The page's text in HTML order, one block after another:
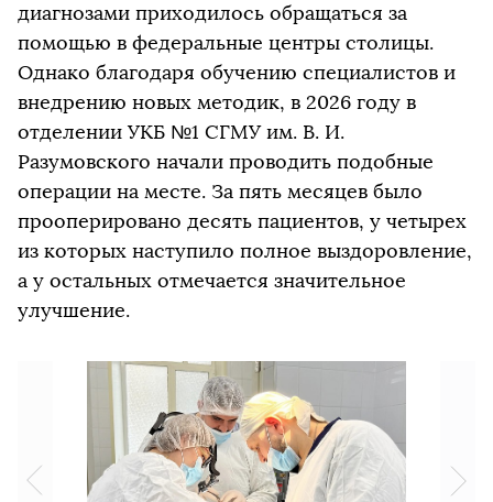
диагнозами приходилось обращаться за
помощью в федеральные центры столицы.
Однако благодаря обучению специалистов и
внедрению новых методик, в 2026 году в
отделении УКБ №1 СГМУ им. В. И.
Разумовского начали проводить подобные
операции на месте. За пять месяцев было
прооперировано десять пациентов, у четырех
из которых наступило полное выздоровление,
а у остальных отмечается значительное
улучшение.